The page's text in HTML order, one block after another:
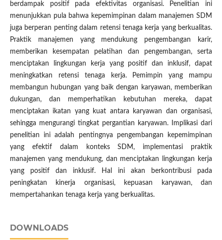
berdampak positif pada efektivitas organisasi. Penelitian ini
menunjukkan pula bahwa kepemimpinan dalam manajemen SDM
juga berperan penting dalam retensi tenaga kerja yang berkualitas.
Praktik manajemen yang mendukung pengembangan karir,
memberikan kesempatan pelatihan dan pengembangan, serta
menciptakan lingkungan kerja yang positif dan inklusif, dapat
meningkatkan retensi tenaga kerja. Pemimpin yang mampu
membangun hubungan yang baik dengan karyawan, memberikan
dukungan, dan memperhatikan kebutuhan mereka, dapat
menciptakan ikatan yang kuat antara karyawan dan organisasi,
sehingga mengurangi tingkat pergantian karyawan. Implikasi dari
penelitian ini adalah pentingnya pengembangan kepemimpinan
yang efektif dalam konteks SDM, implementasi praktik
manajemen yang mendukung, dan menciptakan lingkungan kerja
yang positif dan inklusif. Hal ini akan berkontribusi pada
peningkatan kinerja organisasi, kepuasan karyawan, dan
mempertahankan tenaga kerja yang berkualitas.
DOWNLOADS